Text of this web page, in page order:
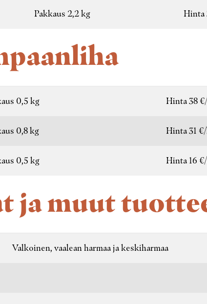
Pakkaus 2,2 kg Hinta
0,5 kg Hinta 38
0,8 kg Hinta 31
0,5 kg Hinta 16
ja muut
Valkoinen, vaalean harmaa ja keskiharmaa